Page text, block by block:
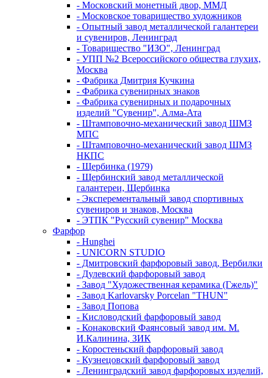
- Московский монетный двор, ММД
- Московское товарищество художников
- Опытный завод металлической галантереи
и сувениров, Ленинград
- Товарищество "ИЗО", Ленинград
- УПП №2 Всероссийского общества глухих,
Москва
- Фабрика Дмитрия Кучкина
- Фабрика сувенирных знаков
- Фабрика сувенирных и подарочных
изделий "Сувенир", Алма-Ата
- Штамповочно-механический завод ШМЗ
МПС
- Штамповочно-механический завод ШМЗ
НКПС
- Щербинка (1979)
- Щербинский завод металлической
галантереи, Щербинка
- Эксперементальный завод спортивных
сувениров и знаков, Москва
- ЭТПК "Русский сувенир" Москва
Фарфор
- Hunghei
- UNICORN STUDIO
- Дмитровский фарфоровый завод, Вербилки
- Дулевский фарфоровый завод
- Завод "Художественная керамика (Гжель)"
- Завод Karlovarsky Porcelan "THUN"
- Завод Попова
- Кисловодский фарфоровый завод
- Конаковский Фаянсовый завод им. М.
И.Калинина, ЗИК
- Коростеньский фарфоровый завод
- Кузнецовский фарфоровый завод
- Ленинградский завод фарфоровых изделий,